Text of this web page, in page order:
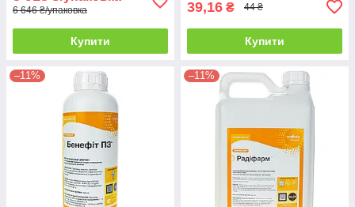
6 646 ₴/упаковка
Купити
39,16 ₴ 44 ₴
Купити
–11% –11%